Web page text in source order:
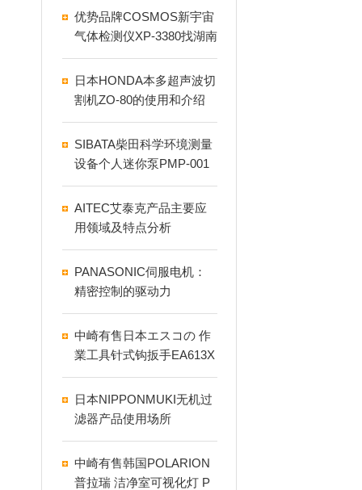
优势品牌COSMOS新宇宙
气体检测仪XP-3380找湖南
中崎
日本HONDA本多超声波切
割机ZO-80的使用和介绍
SIBATA柴田科学环境测量
设备个人迷你泵PMP-001
AITEC艾泰克产品主要应
用领域及特点分析
PANASONIC伺服电机：
精密控制的驱动力
中崎有售日本エスコの 作
業工具针式钩扳手EA613X
P-2
日本NIPPONMUKI无机过
滤器产品使用场所
中崎有售韩国POLARION
普拉瑞 洁净室可视化灯 P